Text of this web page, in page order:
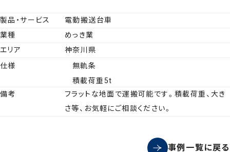
製品・サービス
電動搬送台車
業種
めっき業
エリア
神奈川県
仕様
無軌条
積載荷重5t
備考
フラットな地面で運搬可能です。積載荷重、大き
さ等、お気軽にご相談ください。
事例一覧に戻る